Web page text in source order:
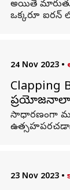
అయితే
ఒక్కరూ ఐరన్
24 Nov 2023 •
Clapping
సాధారణంగా
23 Nov 2023 •